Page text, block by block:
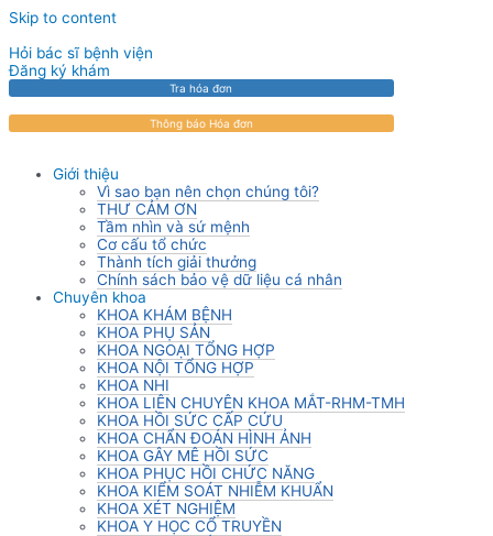
Skip to content
Hỏi bác sĩ bệnh viện
Đăng ký khám
Tra hóa đơn
Thông báo Hóa đơn
Giới thiệu
Vì sao bạn nên chọn chúng tôi?
THƯ CẢM ƠN
Tầm nhìn và sứ mệnh
Cơ cấu tổ chức
Thành tích giải thưởng
Chính sách bảo vệ dữ liệu cá nhân
Chuyên khoa
KHOA KHÁM BỆNH
KHOA PHỤ SẢN
KHOA NGOẠI TỔNG HỢP
KHOA NỘI TỔNG HỢP
KHOA NHI
KHOA LIÊN CHUYÊN KHOA MẮT-RHM-TMH
KHOA HỒI SỨC CẤP CỨU
KHOA CHẨN ĐOÁN HÌNH ẢNH
KHOA GÂY MÊ HỒI SỨC
KHOA PHỤC HỒI CHỨC NĂNG
KHOA KIỂM SOÁT NHIỄM KHUẨN
KHOA XÉT NGHIỆM
KHOA Y HỌC CỔ TRUYỀN